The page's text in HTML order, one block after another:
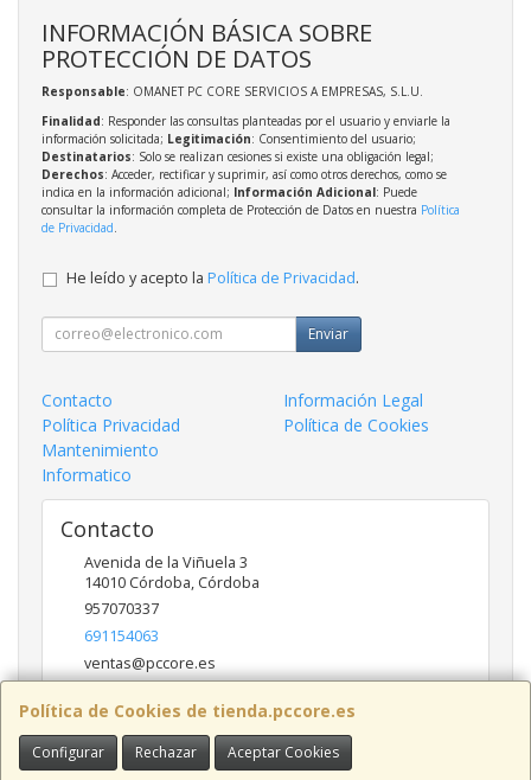
Política de Cookies de tienda.pccore.es
Configurar Rechazar Aceptar Cookies
INFORMACIÓN BÁSICA SOBRE
PROTECCIÓN DE DATOS
Responsable: OMANET PC CORE SERVICIOS A EMPRESAS, S.L.U.
Finalidad: Responder las consultas planteadas por el usuario y enviarle la
información solicitada; Legitimación: Consentimiento del usuario;
Destinatarios: Solo se realizan cesiones si existe una obligación legal;
Derechos: Acceder, rectificar y suprimir, así como otros derechos, como se
indica en la información adicional; Información Adicional: Puede
consultar la información completa de Protección de Datos en nuestra Política
de Privacidad
He leído y acepto la Política de Privacidad.
Enviar
Contacto
Información Legal
Política Privacidad
Política de Cookies
Mantenimiento
Informatico
Contacto
Avenida de la Viñuela 3
14010 Córdoba, Córdoba
957070337
691154063
ventas@pccore.es
Horario
10-13:30